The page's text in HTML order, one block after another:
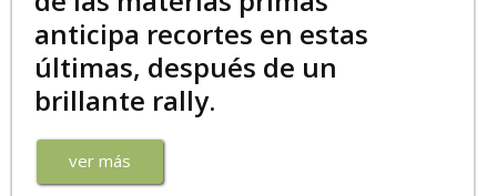
anticipa recortes en estas
últimas, después de un
brillante rally.
ver más